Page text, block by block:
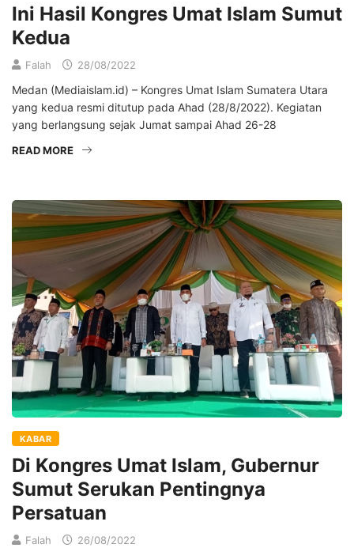
Ini Hasil Kongres Umat Islam Sumut
Kedua
Falah 28/08/2022
Medan (Mediaislam.id) – Kongres Umat Islam Sumatera Utara
yang kedua resmi ditutup pada Ahad (28/8/2022). Kegiatan
yang berlangsung sejak Jumat sampai Ahad 26-28
READ MORE
KABAR
Di Kongres Umat Islam, Gubernur
Sumut Serukan Pentingnya
Persatuan
Falah 26/08/2022